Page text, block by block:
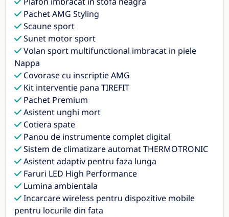
Pachet AMG Styling
Scaune sport
Sunet motor sport
Volan sport multifunctional imbracat in piele
Nappa
Covorase cu inscriptie AMG
Kit interventie pana TIREFIT
Pachet Premium
Asistent unghi mort
Cotiera spate
Panou de instrumente complet digital
Sistem de climatizare automat THERMOTRONIC
Asistent adaptiv pentru faza lunga
Faruri LED High Performance
Lumina ambientala
Incarcare wireless pentru dispozitive mobile
pentru locurile din fata